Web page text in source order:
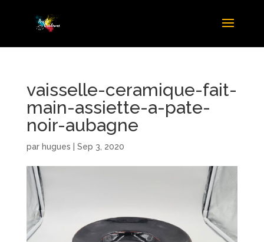
vaisselle-ceramique-fait-
main-assiette-a-pate-
noir-aubagne
par hugues Sep 3, 2020